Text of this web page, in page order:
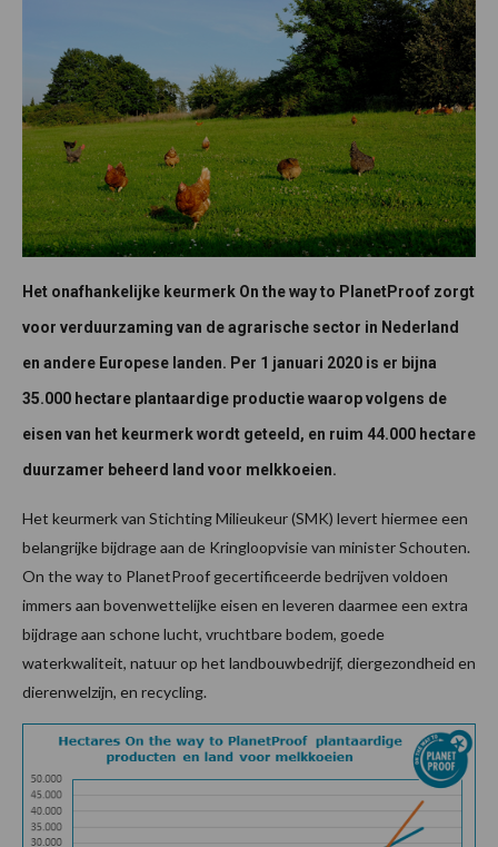
Het onafhankelijke keurmerk On the way to PlanetProof zorgt
voor verduurzaming van de agrarische sector in Nederland
en andere Europese landen. Per 1 januari 2020 is er bijna
35.000 hectare plantaardige productie waarop volgens de
eisen van het keurmerk wordt geteeld, en ruim 44.000 hectare
duurzamer beheerd land voor melkkoeien.
Het keurmerk van Stichting Milieukeur (SMK) levert hiermee een
belangrijke bijdrage aan de Kringloopvisie van minister Schouten.
On the way to PlanetProof gecertificeerde bedrijven voldoen
immers aan bovenwettelijke eisen en leveren daarmee een extra
bijdrage aan schone lucht, vruchtbare bodem, goede
waterkwaliteit, natuur op het landbouwbedrijf, diergezondheid en
dierenwelzijn, en recycling.